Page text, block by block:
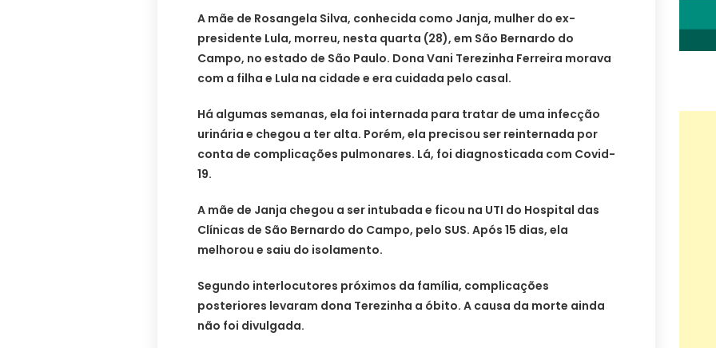
A mãe de Rosangela Silva, conhecida como Janja, mulher do ex-
presidente Lula, morreu, nesta quarta (28), em São Bernardo do
Campo, no estado de São Paulo. Dona Vani Terezinha Ferreira morava
com a filha e Lula na cidade e era cuidada pelo casal.
Há algumas semanas, ela foi internada para tratar de uma infecção
urinária e chegou a ter alta. Porém, ela precisou ser reinternada por
conta de complicações pulmonares. Lá, foi diagnosticada com Covid-
19.
A mãe de Janja chegou a ser intubada e ficou na UTI do Hospital das
Clínicas de São Bernardo do Campo, pelo SUS. Após 15 dias, ela
melhorou e saiu do isolamento.
Segundo interlocutores próximos da família, complicações
posteriores levaram dona Terezinha a óbito. A causa da morte ainda
não foi divulgada.